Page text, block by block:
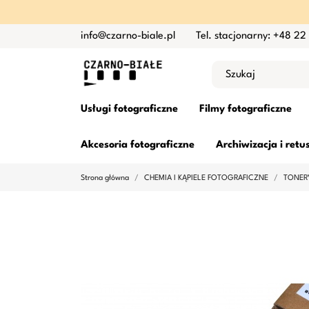
info@czarno-biale.pl Tel. stacjonarny: +48 22
Usługi fotograficzne Filmy fotograficzne
Akcesoria fotograficzne Archiwizacja i
Strona główna CHEMIA I KĄPIELE FOTOGRAFICZNE